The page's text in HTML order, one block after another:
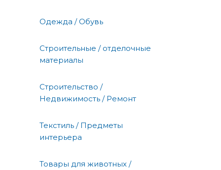
Одежда / Обувь
Строительные / отделочные
материалы
Строительство /
Недвижимость / Ремонт
Текстиль / Предметы
интерьера
Товары для животных /